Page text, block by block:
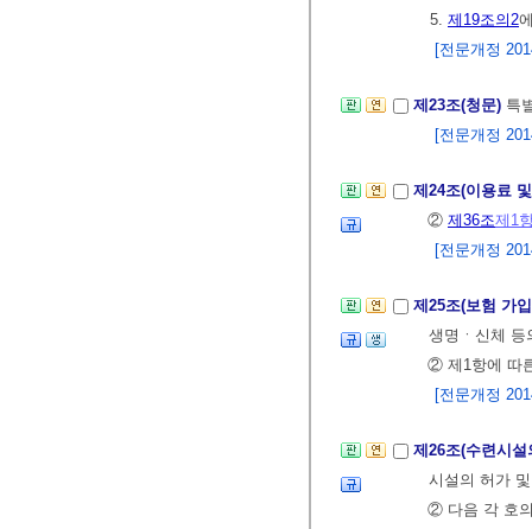
5. 제19조의2
[전문개정
제23조(청문) 특
[전문개정
제24조(이용료
② 제36조제1
[전문개정
제25조(보험 가
생명ㆍ신체 등
② 제1항에 따
[전문개정
제26조(수련시
시설의 허가
② 다음 각 호